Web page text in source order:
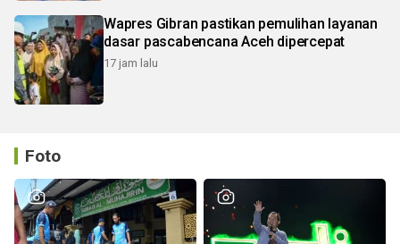
Wapres Gibran pastikan pemulihan layanan
dasar pascabencana Aceh dipercepat
17 jam lalu
Foto